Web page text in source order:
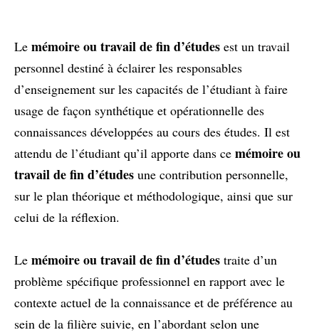
Le mémoire ou travail de fin d’études est un travail
personnel destiné à éclairer les responsables
d’enseignement sur les capacités de l’étudiant à faire
usage de façon synthétique et opérationnelle des
connaissances développées au cours des études. Il est
attendu de l’étudiant qu’il apporte dans ce mémoire ou
travail de fin d’études une contribution personnelle,
sur le plan théorique et méthodologique, ainsi que sur
celui de la réflexion.
Le mémoire ou travail de fin d’études traite d’un
problème spécifique professionnel en rapport avec le
contexte actuel de la connaissance et de préférence au
sein de la filière suivie, en l’abordant selon une